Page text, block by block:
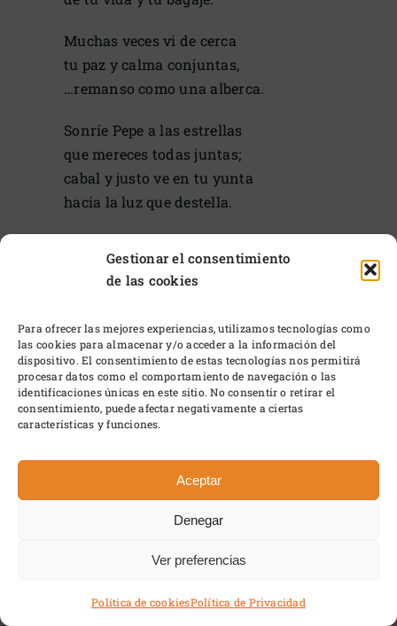
Gestionar el consentimiento
de las cookies
Para ofrecer las mejores experiencias, utilizamos tecnologías como
las cookies para almacenar y/o acceder a la información del
dispositivo. El consentimiento de estas tecnologías nos permitirá
procesar datos como el comportamiento de navegación o las
identificaciones únicas en este sitio. No consentir o retirar el
consentimiento, puede afectar negativamente a ciertas
características y funciones.
Aceptar
Denegar
Ver preferencias
Política de cookiesPolítica de Privacidad
Muchas veces vi de cerca
tu paz y calma conjuntas,
…remanso como una alberca.
Sonríe Pepe a las estrellas
que mereces todas juntas;
cabal y justo ve en tu yunta
hacia la luz que destella.
nos muestran sus condolencias;
tú vivías sin apariencias
como un sello hecho de fuego,
de ti, el recuerdo cautivo:
que fuiste un ser positivo
y director desde cartero.
Fuiste ejemplo de bondad
descansa siempre en la paz.
Sigue firme tu camino;